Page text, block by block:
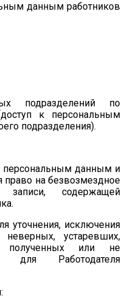
данным работников
подразделений по
к персональным
подразделения).
персональным данным и
на безвозмездное
содержащей
уточнения, исключения
устаревших,
полученных или не
для Работодателя